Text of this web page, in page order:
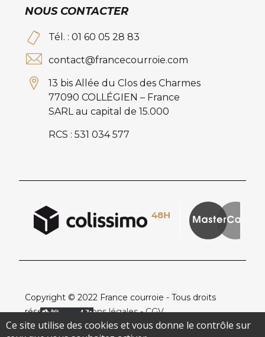
NOUS CONTACTER
Tél. : 01 60 05 28 83
contact@francecourroie.com
13 bis Allée du Clos des Charmes
77090 COLLÉGIEN – France
SARL au capital de 15.000
RCS : 531 034 577
Copyright © 2022 France courroie - Tous droits
réservés -
Mentions légales-CGV
Ce site utilise des cookies et vous donne le contrôle sur